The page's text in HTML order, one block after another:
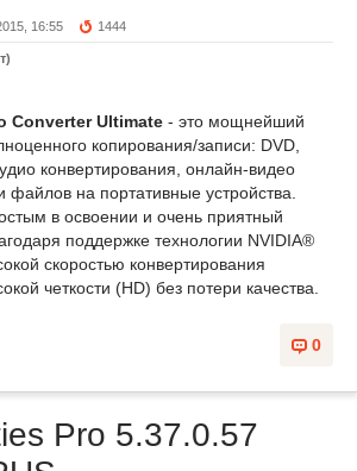
16:55 1444
Converter Ultimate - это мощнейший
копирования/записи: DVD,
конвертирования, онлайн-видео
файлов на портативные устройства.
в освоении и очень приятный
поддержке технологии NVIDIA®
скоростью конвертирования
четкости (HD) без потери качества.
0
Pro 5.37.0.57